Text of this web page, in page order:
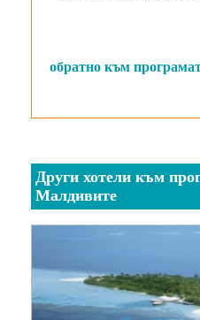
обратно към
Други хотели към
Малдивите